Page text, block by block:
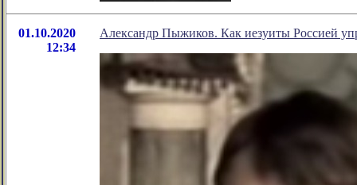
01.10.2020
12:34
Александр Пыжиков. Как иезуиты Россией